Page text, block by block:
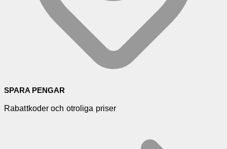
SPARA PENGAR
Rabattkoder och otroliga priser